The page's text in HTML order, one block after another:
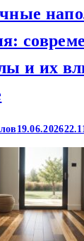
и их
19.06.2026